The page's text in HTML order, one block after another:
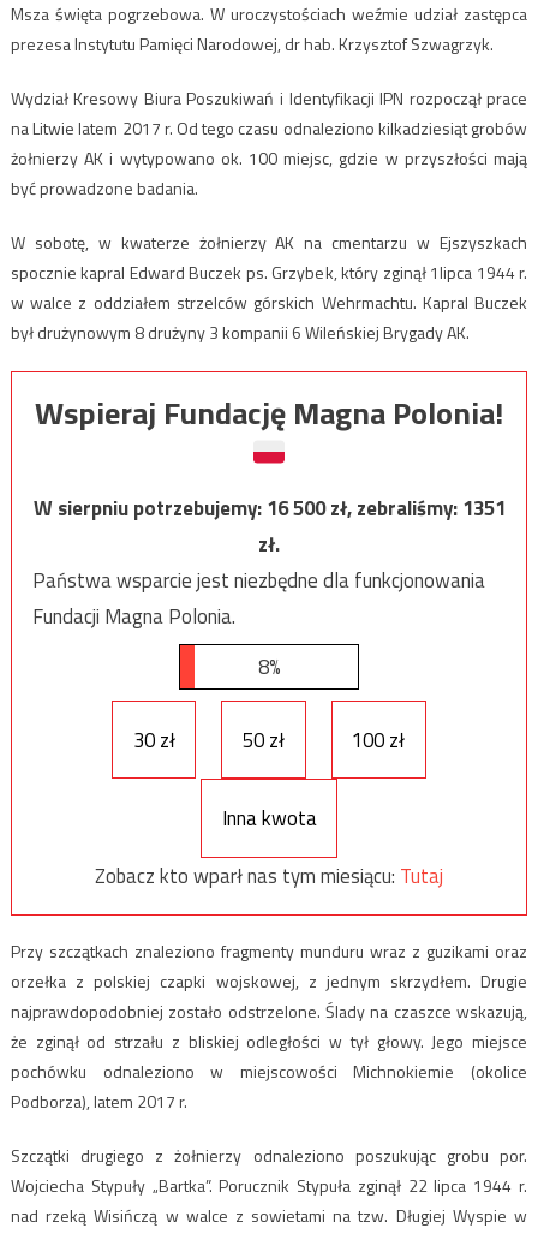
Msza święta pogrzebowa. W uroczystościach weźmie udział zastępca
prezesa Instytutu Pamięci Narodowej, dr hab. Krzysztof Szwagrzyk.
Wydział Kresowy Biura Poszukiwań i Identyfikacji IPN rozpoczął prace
na Litwie latem 2017 r. Od tego czasu odnaleziono kilkadziesiąt grobów
żołnierzy AK i wytypowano ok. 100 miejsc, gdzie w przyszłości mają
być prowadzone badania.
W sobotę, w kwaterze żołnierzy AK na cmentarzu w Ejszyszkach
spocznie kapral Edward Buczek ps. Grzybek, który zginął 1lipca 1944 r.
w walce z oddziałem strzelców górskich Wehrmachtu. Kapral Buczek
był drużynowym 8 drużyny 3 kompanii 6 Wileńskiej Brygady AK.
Wspieraj Fundację Magna Polonia!
W sierpniu potrzebujemy:16 500zł, zebraliśmy:1351
zł.
Państwa wsparcie jest niezbędne dla funkcjonowania
Fundacji Magna Polonia.
8%
30 zł 50 zł 100 zł
Inna kwota
Zobacz kto wparł nas tym miesiącu: Tutaj
Przy szczątkach znaleziono fragmenty munduru wraz z guzikami oraz
orzełka z polskiej czapki wojskowej, z jednym skrzydłem. Drugie
najprawdopodobniej zostało odstrzelone. Ślady na czaszce wskazują,
że zginął od strzału z bliskiej odległości w tył głowy. Jego miejsce
pochówku odnaleziono w miejscowości Michnokiemie (okolice
Podborza), latem 2017 r.
Szczątki drugiego z żołnierzy odnaleziono poszukując grobu por.
Wojciecha Stypuły „Bartka”. Porucznik Stypuła zginął 22 lipca 1944 r.
nad rzeką Wisińczą w walce z sowietami na tzw. Długiej Wyspie w